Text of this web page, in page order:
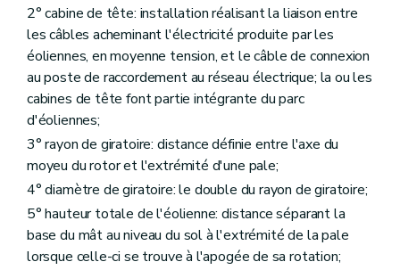
2° cabine de tête: installation réalisant la liaison entre
les câbles acheminant l'électricité produite par les
éoliennes, en moyenne tension, et le câble de connexion
au poste de raccordement au réseau électrique; la ou les
cabines de tête font partie intégrante du parc
d'éoliennes;
3° rayon de giratoire: distance définie entre l'axe du
moyeu du rotor et l'extrémité d'une pale;
4° diamètre de giratoire: le double du rayon de giratoire;
5° hauteur totale de l'éolienne: distance séparant la
base du mât au niveau du sol à l'extrémité de la pale
lorsque celle-ci se trouve à l'apogée de sa rotation;